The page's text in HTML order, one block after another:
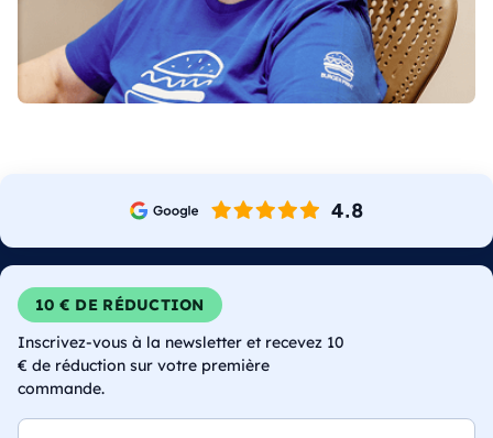
10 € DE RÉDUCTION
Inscrivez-vous à la newsletter et recevez 10
€ de réduction sur votre première
commande.
E-mail